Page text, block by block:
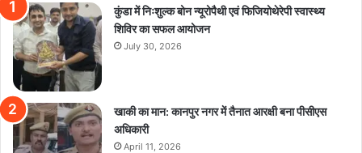
कुंडा में निःशुल्क बोन न्यूरोपैथी एवं फिजियोथेरेपी स्वास्थ्य
शिविर का सफल आयोजन
July 30, 2026
खाकी का मान: कानपुर नगर में तैनात आरक्षी बना पीसीएस
अधिकारी
April 11, 2026